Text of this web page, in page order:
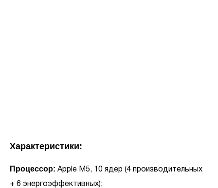
Характеристики:
Процессор: Apple M5, 10 ядер (4 производительных
+ 6 энергоэффективных);